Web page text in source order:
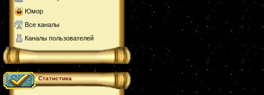
Юмор
Все каналы
Каналы пользователей
Статистика